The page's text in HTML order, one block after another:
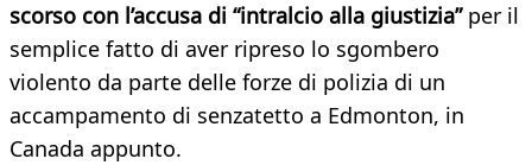
scorso con l’accusa di “intralcio alla giustizia”per il
semplice fatto di aver ripreso lo sgombero
violento da parte delle forze di polizia di un
accampamento di senzatetto a Edmonton, in
Canada appunto.